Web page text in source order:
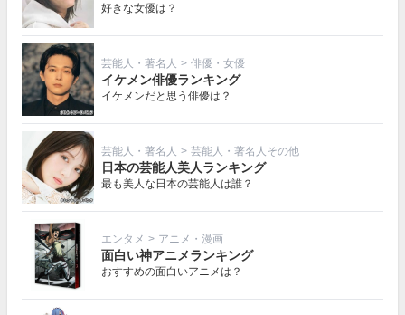
好きな女優は？
芸能人・著名人 > 俳優・女優
イケメン俳優ランキング
イケメンだと思う俳優は？
芸能人・著名人 > 芸能人・著名人その他
日本の芸能人美人ランキング
最も美人な日本の芸能人は誰？
エンタメ > アニメ・漫画
面白い神アニメランキング
おすすめの面白いアニメは？